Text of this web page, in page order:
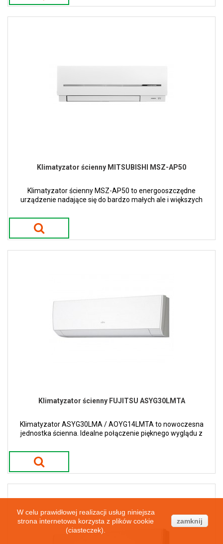
Klimatyzator ścienny MITSUBISHI MSZ-AP50
Klimatyzator ścienny MSZ-AP50 to energooszczędne
urządzenie nadające się do bardzo małych ale i większych
Klimatyzator ścienny FUJITSU ASYG30LMTA
Klimatyzator ASYG30LMA / AOYG14LMTA to nowoczesna
jednostka ścienna. Idealne połączenie pięknego wyglądu z
W celu prawidłowej realizacji usług niniejsza
strona internetowa korzysta z plików cookie
(ciasteczek).
zamknij